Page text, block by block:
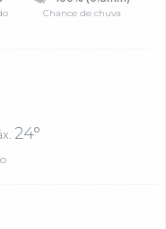
Chance de chuva
24°